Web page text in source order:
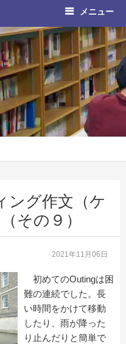
メニュー
ング作文（ケ
その９）
2021年11月06日
初めてのOutingは困
難の連続でした。長
い時間をかけて移動
したり、雨が降った
り止んだりと簡単で